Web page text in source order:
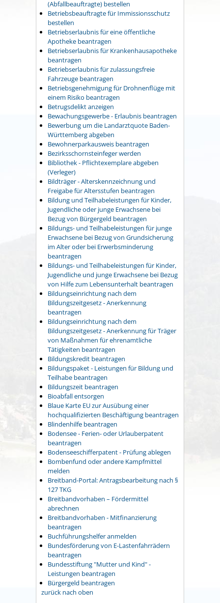
(Abfallbeauftragte) bestellen
Betriebsbeauftragte für Immissionsschutz
bestellen
Betriebserlaubnis für eine öffentliche
Apotheke beantragen
Betriebserlaubnis für Krankenhausapotheke
beantragen
Betriebserlaubnis für zulassungsfreie
Fahrzeuge beantragen
Betriebsgenehmigung für Drohnenflüge mit
einem Risiko beantragen
Betrugsdelikt anzeigen
Bewachungsgewerbe - Erlaubnis beantragen
Bewerbung um die Landarztquote Baden-
Württemberg abgeben
Bewohnerparkausweis beantragen
Bezirksschornsteinfeger werden
Bibliothek - Pflichtexemplare abgeben
(Verleger)
Bildträger - Alterskennzeichnung und
Freigabe für Altersstufen beantragen
Bildung und Teilhabeleistungen für Kinder,
Jugendliche oder junge Erwachsene bei
Bezug von Bürgergeld beantragen
Bildungs- und Teilhabeleistungen für junge
Erwachsene bei Bezug von Grundsicherung
im Alter oder bei Erwerbsminderung
beantragen
Bildungs- und Teilhabeleistungen für Kinder,
Jugendliche und junge Erwachsene bei Bezug
von Hilfe zum Lebensunterhalt beantragen
Bildungseinrichtung nach dem
Bildungszeitgesetz - Anerkennung
beantragen
Bildungseinrichtung nach dem
Bildungszeitgesetz - Anerkennung für Träger
von Maßnahmen für ehrenamtliche
Tätigkeiten beantragen
Bildungskredit beantragen
Bildungspaket - Leistungen für Bildung und
Teilhabe beantragen
Bildungszeit beantragen
Bioabfall entsorgen
Blaue Karte EU zur Ausübung einer
hochqualifizierten Beschäftigung beantragen
Blindenhilfe beantragen
Bodensee - Ferien- oder Urlauberpatent
beantragen
Bodenseeschifferpatent - Prüfung ablegen
Bombenfund oder andere Kampfmittel
melden
Breitband-Portal: Antragsbearbeitung nach §
127 TKG
Breitbandvorhaben – Fördermittel
abrechnen
Breitbandvorhaben - Mitfinanzierung
beantragen
Buchführungshelfer anmelden
Bundesförderung von E-Lastenfahrrädern
beantragen
Bundesstiftung "Mutter und Kind" -
Leistungen beantragen
Bürgergeld beantragen
zurück nach oben